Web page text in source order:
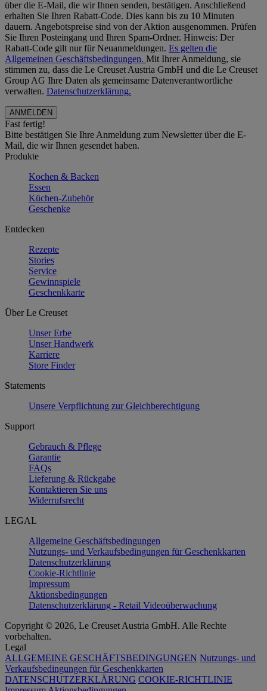
über die E-Mail, die wir Ihnen senden, bestätigen. Anschließend
erhalten Sie Ihren Rabatt-Code. Dies kann bis zu 10 Minuten
dauern. Angebotspreise sind von der Aktion ausgenommen. Prüfen
Sie Ihren Posteingang und Ihren Spam-Ordner. Hinweis: Der
Rabatt-Code gilt nur für Neuanmeldungen. Es gelten die
Allgemeinen Geschäftsbedingungen. Mit Ihrer Anmeldung, sie
stimmen zu, dass die Le Creuset Austria GmbH und die Le Creuset
Group AG Ihre Daten als gemeinsame Datenverantwortliche
verwalten. Datenschutzerklärung.
Fast fertig!
Bitte bestätigen Sie Ihre Anmeldung zum Newsletter über die E-
Mail, die wir Ihnen gesendet haben.
Produkte
Kochen & Backen
Essen
Küchen-Zubehör
Geschenke
Entdecken
Rezepte
Stories
Service
Gewinnspiele
Geschenkkarte
Über Le Creuset
Unser Erbe
Unser Handwerk
Karriere
Store Finder
Statements
Unsere Verpflichtung zur Gleichberechtigung
Support
Gebrauch & Pflege
Garantie
FAQs
Lieferung & Rückgabe
Kontaktieren Sie uns
Widerrufsrecht
LEGAL
Allgemeine Geschäftsbedingungen
Nutzungs- und Verkaufsbedingungen für Geschenkkarten
Datenschutzerklärung
Cookie-Richtlinie
Impressum
Aktionsbedingungen
Datenschutzerklärung - Retail Videoüberwachung
Copyright © 2026, Le Creuset Austria GmbH. Alle Rechte
vorbehalten.
Legal
ALLGEMEINE GESCHÄFTSBEDINGUNGEN Nutzungs- und
Verkaufsbedingungen für Geschenkkarten
DATENSCHUTZERKLÄRUNG COOKIE-RICHTLINIE